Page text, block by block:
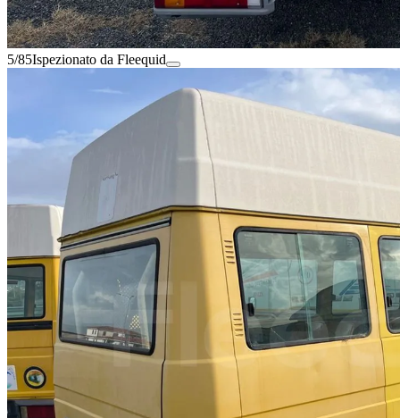
5/85Ispezionato da Fleequid